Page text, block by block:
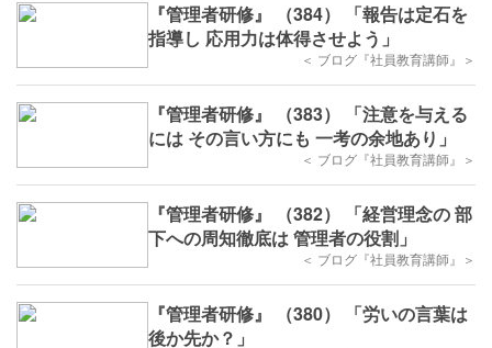
『管理者研修』 （384） 「報告は定石を
指導し 応用力は体得させよう」
＜ ブログ『社員教育講師』＞
『管理者研修』 （383） 「注意を与える
には その言い方にも 一考の余地あり」
＜ ブログ『社員教育講師』＞
『管理者研修』 （382） 「経営理念の 部
下への周知徹底は 管理者の役割」
＜ ブログ『社員教育講師』＞
『管理者研修』 （380） 「労いの言葉は
後か先か？」